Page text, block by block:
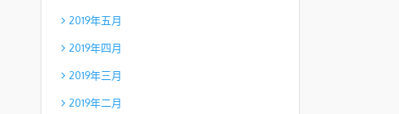
2019年五月
2019年四月
2019年三月
2019年二月